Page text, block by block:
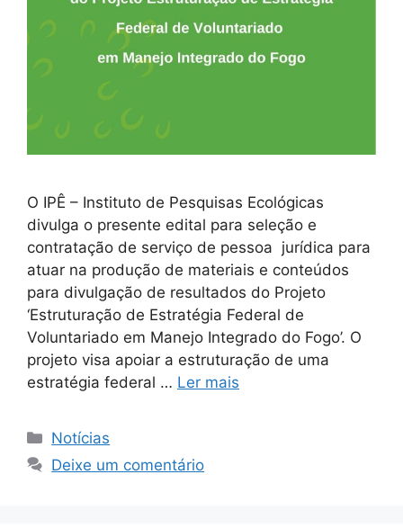
O IPÊ – Instituto de Pesquisas Ecológicas
divulga o presente edital para seleção e
contratação de serviço de pessoa jurídica para
atuar na produção de materiais e conteúdos
para divulgação de resultados do Projeto
‘Estruturação de Estratégia Federal de
Voluntariado em Manejo Integrado do Fogo’. O
projeto visa apoiar a estruturação de uma
estratégia federal … Ler mais
Notícias
Deixe um comentário